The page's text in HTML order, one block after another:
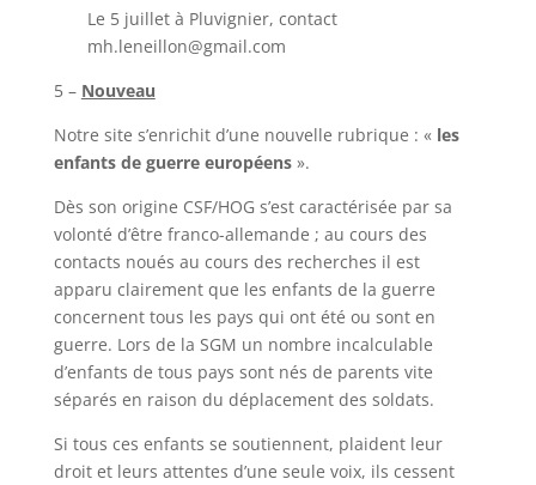
Le 5 juillet à Pluvignier, contact
mh.leneillon@gmail.com
5 – Nouveau
Notre site s’enrichit d’une nouvelle rubrique : « les
enfants de guerre européens».
Dès son origine CSF/HOG s’est caractérisée par sa
volonté d’être franco-allemande ; au cours des
contacts noués au cours des recherches il est
apparu clairement que les enfants de la guerre
concernent tous les pays qui ont été ou sont en
guerre. Lors de la SGM un nombre incalculable
d’enfants de tous pays sont nés de parents vite
séparés en raison du déplacement des soldats.
Si tous ces enfants se soutiennent, plaident leur
droit et leurs attentes d’une seule voix, ils cessent